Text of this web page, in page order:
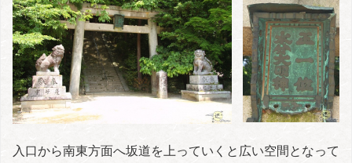
入口から南東方面へ坂道を上っていくと広い空間となって